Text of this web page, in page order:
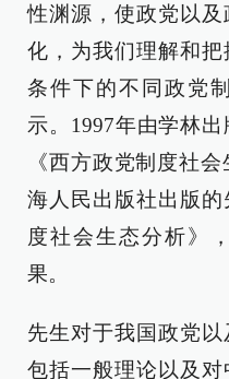
性渊源，使政党以
化，为我们理解和
条件下的不同政党
示。1997年由学林
《西方政党制度社
海人民出版社出版的
度社会生态分析》
果。
先生对于我国政党
包括一般理论以及